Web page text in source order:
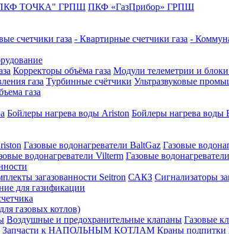
ТОЧКА" ГРПШ ПКФ «ГазПрибор» ГРПШ
счетчики газа - Квартирные счетчики газа -
Корректоры объёма газа Модули телеметрии и
газа Турбинные счётчики Ультразвуковые
газа
Бойлеры нагрева воды Ariston Бойлеры нагрева воды
Газовые водонагреватели BaltGaz Газовые
водонагреватели Vilterm Газовые
загазованности Seitron САКЗ Сигнализаторы
для газификации
газовых котлов)
Воздушные и предохранительные клапаны Газовые
Запчасти к НАПОЛЬНЫМ КОТЛАМ Краны подпитки